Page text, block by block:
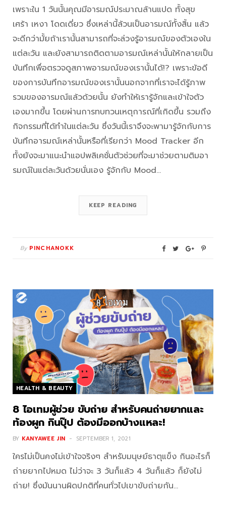
เพราะใน 1 วันนั้นคุณมีอารมณ์ประมาณล้านแปด ทั้งสุข
เศร้า เหงา โดดเดี่ยว ซึ่งเหล่านี้ล้วนเป็นอารมณ์ทั้งสิ้น แล้ว
จะดีกว่ามั้ยถ้าเรานั้นสามารถที่จะล่วงรู้อารมณ์ของตัวเองใน
แต่ละวัน และยังสามารถติดตามอารมณ์เหล่านั้นให้กลายเป็น
บันทึกเพื่อตรวจดูสภาพอารมณ์ของเรานั้นได้!? เพราะข้อดี
ของการบันทึกอารมณ์ของเรานั้นนอกจากที่เราจะได้รู้ภาพ
รวมของอารมณ์แล้วด้วยนั้น ยังทำให้เรารู้จักและเข้าใจตัว
เองมากขึ้น โดยผ่านการทบทวนเหตุการณ์ที่เกิดขึ้น รวมถึง
กิจกรรมที่ได้ทำในแต่ละวัน ซึ่งวันนี้เราจึงจะพามารู้จักกับการ
บันทึกอารมณ์เหล่านั้นหรือที่เรียกว่า Mood Tracker อีก
ทั้งยังจะมาแนะนำแอปพลิเคชั่นตัวช่วยที่จะมาช่วยตามติมอา
รมณ์ในแต่ละวันด้วยนั่นเอง รู้จักกับ Mood…
KEEP READING
By PINCHANOKK
HEALTH & BEAUTY
8 ไอเทมผู้ช่วย ขับถ่าย สำหรับคนถ่ายยากและ
ท้องผูก กินปุ๊ป ต้องมีออกบ้างแหละ!
BY KANYAWEE JIN SEPTEMBER 1, 2021
ใครไม่เป็นคงไม่เข้าใจจริงๆ สำหรับมนุษย์ธาตุแข็ง กินอะไรก็
ถ่ายยากไปหมด ไม่ว่าจะ 3 วันก็แล้ว 4 วันก็แล้ว ก็ยังไม่
ถ่าย! ซึ่งมันนานผิดปกติที่คนทั่วไปเขาขับถ่ายกัน…